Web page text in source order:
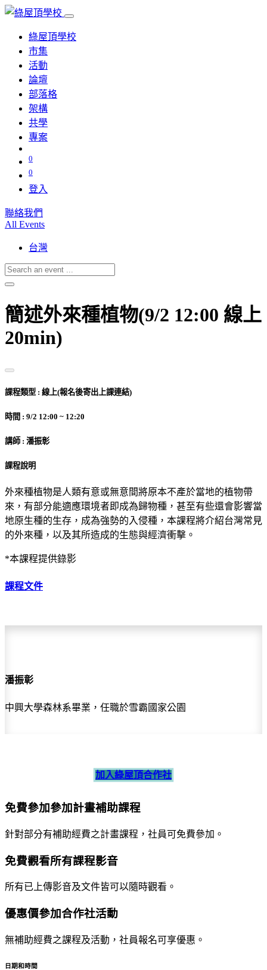
綠屋頂學校
市集
活動
論壇
部落格
架構
共學
專案
0
0
登入
聯絡我們
All Events
台灣
簡述外來種植物(9/2 12:00 線上
20min)
課程類型 : 線上(報名後寄出上課連結)
時間 : 9/2 12:00 ~ 12:20
講師 : 潘振彰
課程說明
外來種植物是人類有意或無意間將原本不產於當地的植物帶
來，有部分能適應環境者即成為歸物種，甚至有些還會影響當
地原生種的生存，成為強勢的入侵種，本課程將介紹台灣常見
的外來種，以及其所造成的生態與經濟衝擊。
*本課程提供錄影
課程文件
潘振彰
中興大學森林系畢業，任職於雪霸國家公園
加入綠屋頂合作社
免費參加參加計畫補助課程
針對部分有補助經費之計畫課程，社員可免費參加。
免費觀看所有課程影音
所有已上傳影音及文件皆可以隨時觀看。
優惠價參加合作社活動
無補助經費之課程及活動，社員報名可享優惠。
日期和時間